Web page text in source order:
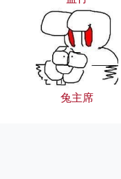
兔主席